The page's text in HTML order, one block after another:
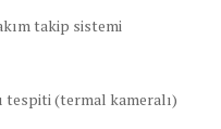
takip sistemi
tespiti (termal kameralı)